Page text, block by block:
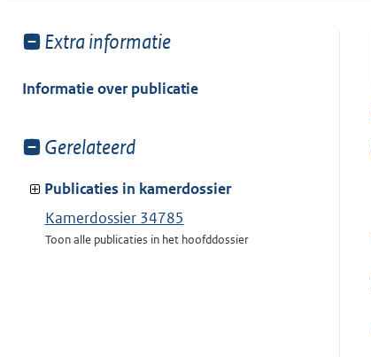
Toon
van:
Extra informatie
Informatie over publicatie
Toon
van:
Gerelateerd
Publicaties in kamerdossier
Kamerdossier 34785
Toon alle publicaties in het hoofddossier